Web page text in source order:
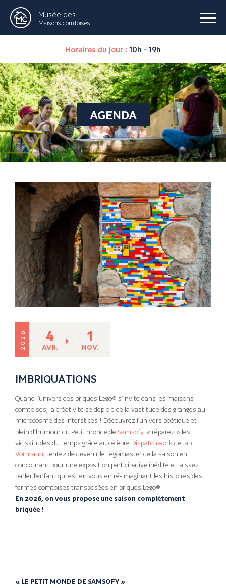
Musée des
Maisons comtoises
Horaires du jour : 10h - 19h
AGENDA
2026 4
AVR.
1
NOV.
IMBRIQUATIONS
Quand l’univers des briques Lego® s’invite dans les maisons
comtoises, la créativité se déploie de la vastitude des granges au
microcosme des interstices ! Découvrez l’univers poétique et
plein d’humour du Petit monde de Samsofy, « réparez » les
vicissitudes du temps grâce au célèbre Dispatchwork de Jan
Vormann, tentez de devenir le Legomaster de la saison en
concourant pour une exposition participative inédite et laissez
parler l’enfant qui est en vous en ré-imaginant les histoires des
fermes comtoises transposées en briques Lego®.
En 2026, on vous propose une saison complètement
briquée !
« LE PETIT MONDE DE SAMSOFY »